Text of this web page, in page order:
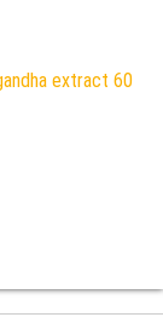
extract 60